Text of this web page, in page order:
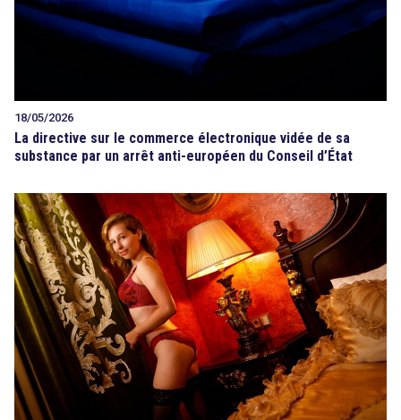
18/05/2026
La directive sur le commerce électronique vidée de sa
substance par un arrêt anti-européen du Conseil d’État